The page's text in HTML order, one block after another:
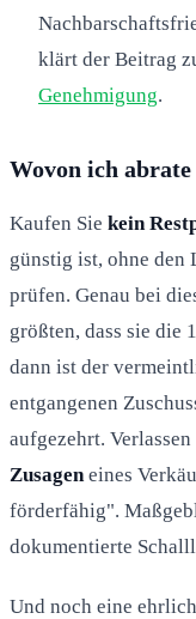
klärt der Beitrag
Genehmigung.
Wovon ich abrate
Kaufen Sie kein
günstig ist, ohne den
prüfen. Genau bei
größten, dass sie die
dann ist der
entgangenen
aufgezehrt.
Zusagen eines
förderfähig".
dokumentierte
Und noch eine